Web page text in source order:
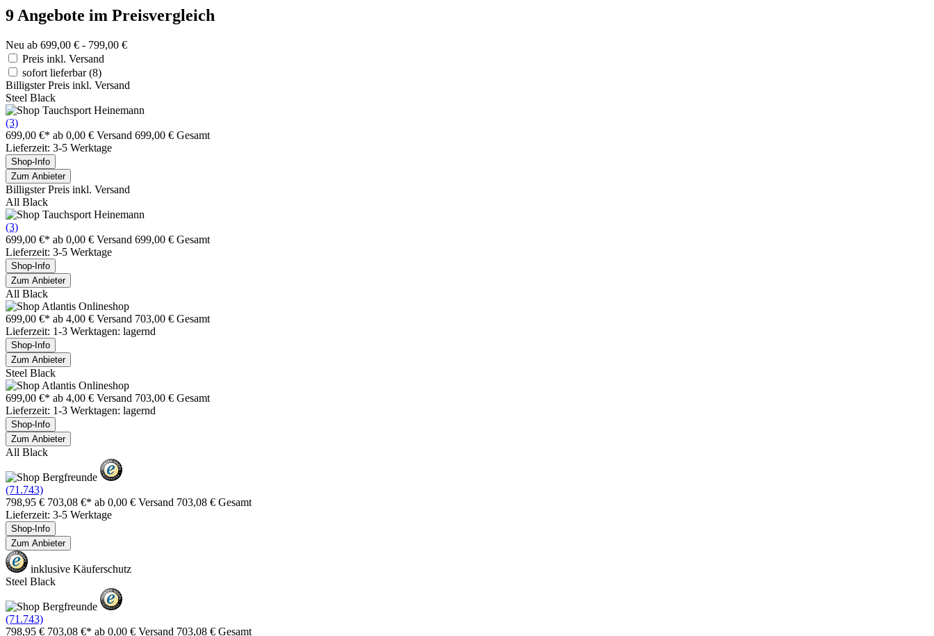
9 Angebote im Preisvergleich
Neu ab 699,00 € - 799,00 €
Preis inkl. Versand
sofort lieferbar(8)
Billigster Preis inkl. Versand
Steel Black
(3)
699,00 €* ab 0,00 € Versand 699,00 € Gesamt
Lieferzeit: 3-5 Werktage
Shop-Info
Zum Anbieter
Billigster Preis inkl. Versand
All Black
(3)
699,00 €* ab 0,00 € Versand 699,00 € Gesamt
Lieferzeit: 3-5 Werktage
Shop-Info
Zum Anbieter
All Black
699,00 €* ab 4,00 € Versand 703,00 € Gesamt
Lieferzeit: 1-3 Werktagen: lagernd
Shop-Info
Zum Anbieter
Steel Black
699,00 €* ab 4,00 € Versand 703,00 € Gesamt
Lieferzeit: 1-3 Werktagen: lagernd
Shop-Info
Zum Anbieter
All Black
(71.743)
798,95 € 703,08 €* ab 0,00 € Versand 703,08 € Gesamt
Lieferzeit: 3-5 Werktage
Shop-Info
Zum Anbieter
inklusive Käuferschutz
Steel Black
(71.743)
798,95 € 703,08 €* ab 0,00 € Versand 703,08 € Gesamt